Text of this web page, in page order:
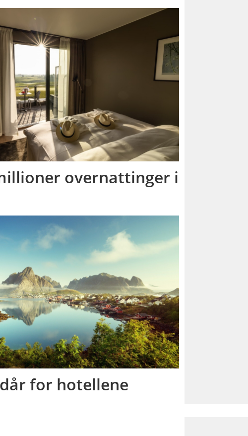
overnattinger i
for hotellene